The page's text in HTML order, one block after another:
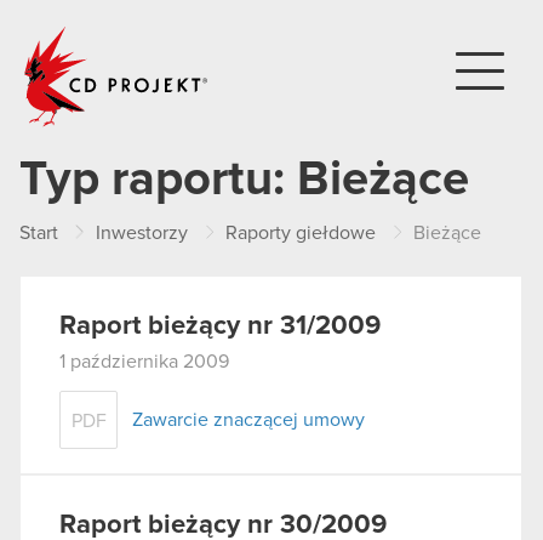
Typ raportu: Bieżące
Start Inwestorzy Raporty giełdowe Bieżące
Raport bieżący nr 31/2009
1 października 2009
PDF Zawarcie znaczącej umowy
Raport bieżący nr 30/2009